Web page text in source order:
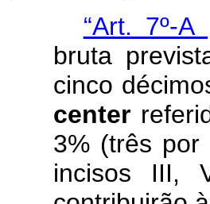
“Art. 7º-A
bruta
cinco
center
3% (três por
incisos